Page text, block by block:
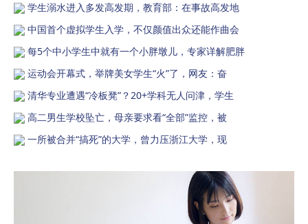
学生溺水进入多发高发期，教育部：在事故高发地
中国首个虚拟学生入学，不仅颜值出众还能作曲会
每5个中小学生中就有一个小胖墩儿，专家详解肥胖
运动会开幕式，举牌美女学生“火”了，网友：奋
清华专业遭遇“冷板凳”？20+学科无人问津，学生
高二男生学校坠亡，母亲要求看“全部”监控，被
一所被合并“搞死”的大学，曾力压浙江大学，现